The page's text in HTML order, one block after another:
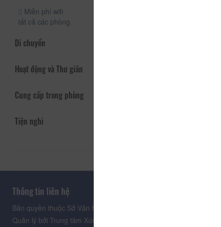
Miễn phí wifi
tất cả các phòng
Di chuyển
Hoạt động và Thư giãn
Cung cấp trong phòng
Tiện nghi
Thông tin liên hệ
Bản quyền thuộc Sở Văn hoá, Thể thao và Du lịch Lâm Đồng.
Quản lý bởi Trung tâm Xúc tiến Du lịch Lâm Đồng